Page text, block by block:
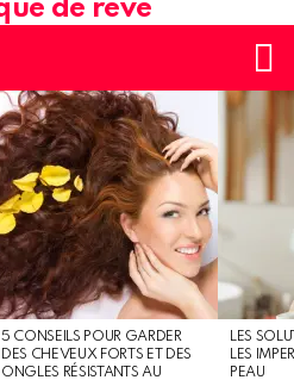
5 CONSEILS POUR GARDER
DES CHEVEUX FORTS ET DES
ONGLES RÉSISTANTS AU
LES
LES
PEAU